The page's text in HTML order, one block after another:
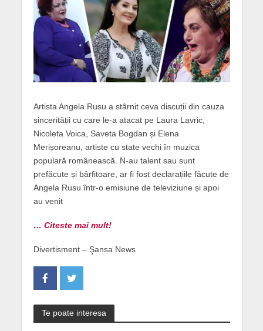
Artista Angela Rusu a stârnit ceva discuții din cauza
sincerității cu care le-a atacat pe Laura Lavric,
Nicoleta Voica, Saveta Bogdan și Elena
Merișoreanu, artiste cu state vechi în muzica
populară românească. N-au talent sau sunt
prefăcute și bârfitoare, ar fi fost declarațiile făcute de
Angela Rusu într-o emisiune de televiziune și apoi
au venit
… Citeste mai mult!
Divertisment – Şansa News
Te poate interesa